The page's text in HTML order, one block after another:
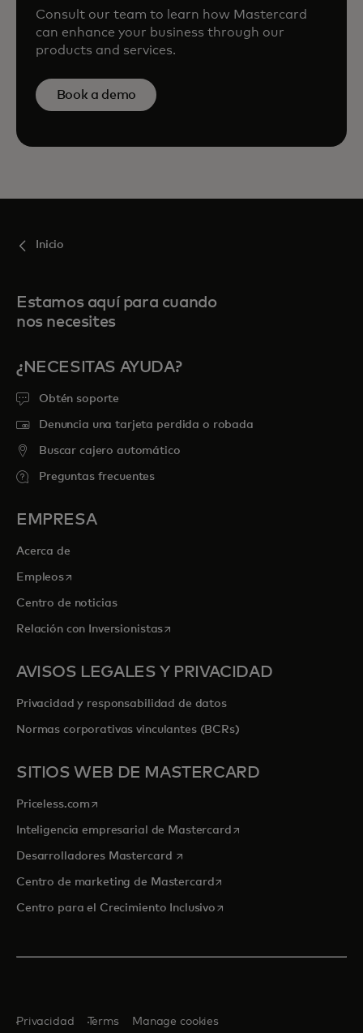
Consult our team to learn how Mastercard
can enhance your business through our
products and services.
Book a demo
Inicio
Estamos aquí para cuando
nos necesites
¿NECESITAS AYUDA?
Obtén soporte
Denuncia una tarjeta perdida o robada
Buscar cajero automático
Preguntas frecuentes
EMPRESA
Acerca de
Empleosse abre en una pestaña nueva
Centro de noticias
Relación con Inversionistasse abre en una pestaña nueva
AVISOS LEGALES Y PRIVACIDAD
Privacidad y responsabilidad de datos
Normas corporativas vinculantes (BCRs)
SITIOS WEB DE MASTERCARD
Priceless.com se abre en una pestaña nueva
Inteligencia empresarial de Mastercardse abre en una pestaña
Desarrolladores Mastercard se abre en una pestaña nueva
Centro de marketing de Mastercardse abre en una pestaña
Centro para el Crecimiento Inclusivose abre en una pestaña
Privacidad Terms Manage cookies